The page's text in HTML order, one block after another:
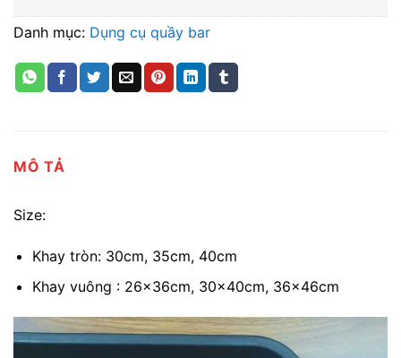
Danh mục: Dụng cụ quầy bar
MÔ TẢ
Size:
Khay tròn: 30cm, 35cm, 40cm
Khay vuông : 26x36cm, 30x40cm, 36x46cm